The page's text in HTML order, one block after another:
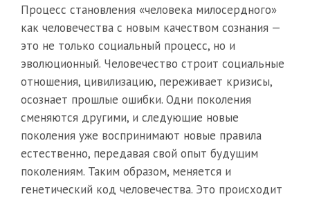
Процесс становления «человека милосердного»
как человечества с новым качеством сознания —
это не только социальный процесс, но и
эволюционный. Человечество строит социальные
отношения, цивилизацию, переживает кризисы,
осознает прошлые ошибки. Одни поколения
сменяются другими, и следующие новые
поколения уже воспринимают новые правила
естественно, передавая свой опыт будущим
поколениям. Таким образом, меняется и
генетический код человечества. Это происходит